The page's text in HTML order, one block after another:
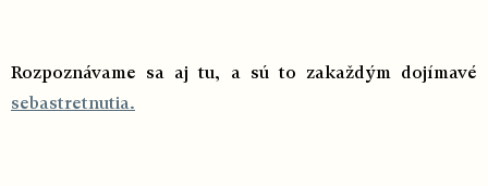
Rozpoznávame sa aj tu, a sú to zakaždým dojímavé
sebastretnutia.